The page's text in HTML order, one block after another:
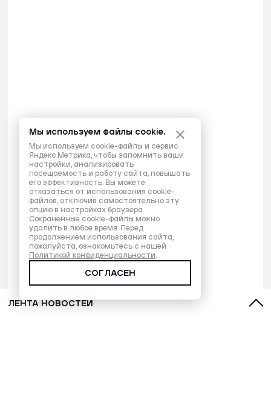
ЛЕНТА НОВОСТЕЙ
Мы используем файлы cookie.
Мы используем cookie-файлы и сервис
Яндекс.Метрика, чтобы запомнить ваши
настройки, анализировать
посещаемость и работу сайта, повышать
его эффективность. Вы можете
отказаться от использования cookie-
файлов, отключив самостоятельно эту
опцию в настройках браузера.
Сохраненные cookie-файлы можно
удалить в любое время. Перед
продолжением использования сайта,
пожалуйста, ознакомьтесь с нашей
Политикой конфиденциальности.
СОГЛАСЕН